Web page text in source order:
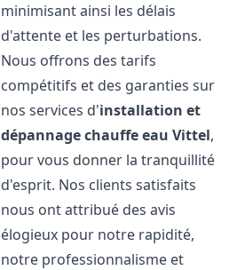
minimisant ainsi les délais
d'attente et les perturbations.
Nous offrons des tarifs
compétitifs et des garanties sur
nos services d'installation et
dépannage chauffe eau Vittel,
pour vous donner la tranquillité
d'esprit. Nos clients satisfaits
nous ont attribué des avis
élogieux pour notre rapidité,
notre professionnalisme et